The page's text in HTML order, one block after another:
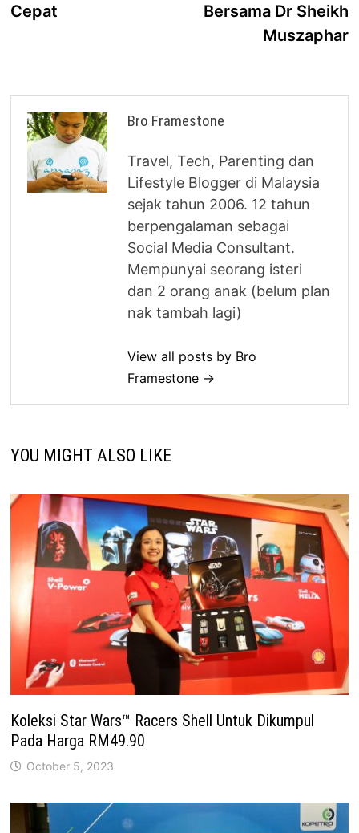
Cepat
Bersama Dr Sheikh
Muszaphar
Bro Framestone
Travel, Tech, Parenting dan
Lifestyle Blogger di Malaysia
sejak tahun 2006. 12 tahun
berpengalaman sebagai
Social Media Consultant.
Mempunyai seorang isteri
dan 2 orang anak (belum plan
nak tambah lagi)
View all posts by Bro
Framestone →
YOU MIGHT ALSO LIKE
Koleksi Star Wars™ Racers Shell Untuk Dikumpul
Pada Harga RM49.90
October 5, 2023